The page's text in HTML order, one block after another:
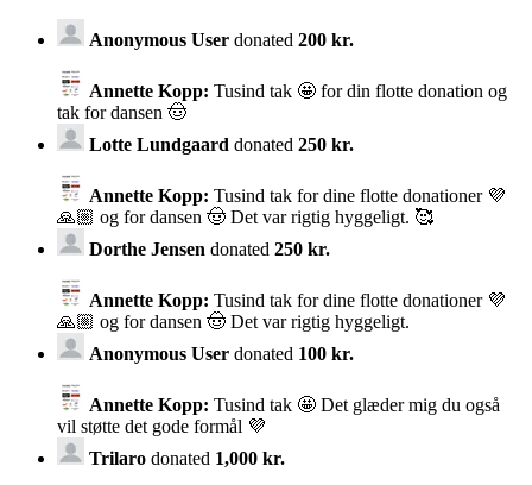
Anonymous User donated 200 kr.
Annette Kopp: Tusind tak 🤩 for din flotte donation og
tak for dansen 🤠
Lotte Lundgaard donated 250 kr.
Annette Kopp: Tusind tak for dine flotte donationer 💜
🙏🏼 og for dansen 🤠 Det var rigtig hyggeligt. 🥰
Dorthe Jensen donated 250 kr.
Annette Kopp: Tusind tak for dine flotte donationer 💜
🙏🏼 og for dansen 🤠 Det var rigtig hyggeligt.
Anonymous User donated 100 kr.
Annette Kopp: Tusind tak 🤩 Det glæder mig du også
vil støtte det gode formål 💜
Trilaro donated 1,000 kr.